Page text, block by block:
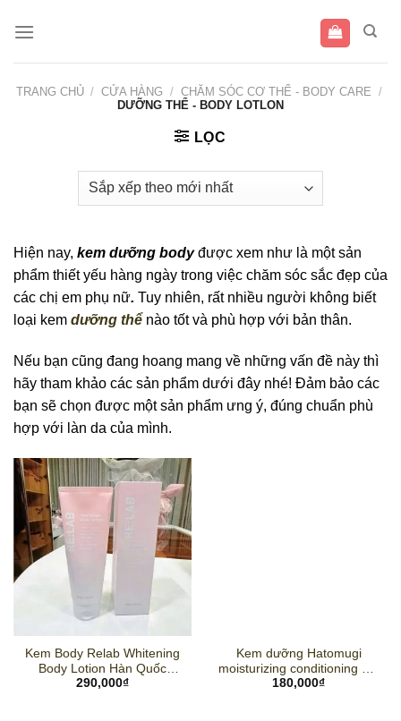
qua
TRANG CHỦ / CỬA HÀNG / CHĂM SÓC CƠ THỂ - BODY CARE /
DƯỠNG THỂ - BODY LOTLON
LỌC
Hiện nay, kem dưỡng bodyđược xem như là một sản
phẩm thiết yếu hàng ngày trong việc chăm sóc sắc đẹp của
các chị em phụ nữ. Tuy nhiên, rất nhiều người không biết
loại kem dưỡng thể nào tốt và phù hợp với bản thân.
Nếu bạn cũng đang hoang mang về những vấn đề này thì
hãy tham khảo các sản phẩm dưới đây nhé! Đảm bảo các
bạn sẽ chọn được một sản phẩm ưng ý, đúng chuẩn phù
hợp với làn da của mình.
Kem Body Relab Whitening
Body Lotion Hàn Quốc
200ml
290,000₫
Kem dưỡng Hatomugi
moisturizing conditioning gel
300g Nhật Bản
180,000₫